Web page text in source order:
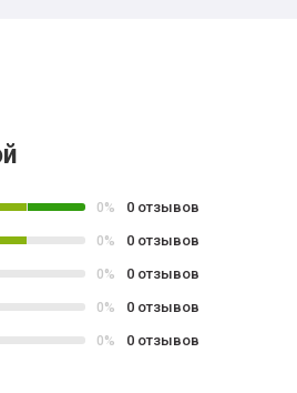
0% 0 отзывов
0% 0 отзывов
0% 0 отзывов
0% 0 отзывов
0% 0 отзывов